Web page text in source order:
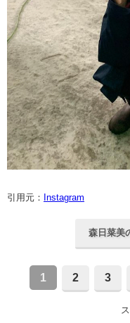
引用元： Instagram
森日菜美
1 2 3